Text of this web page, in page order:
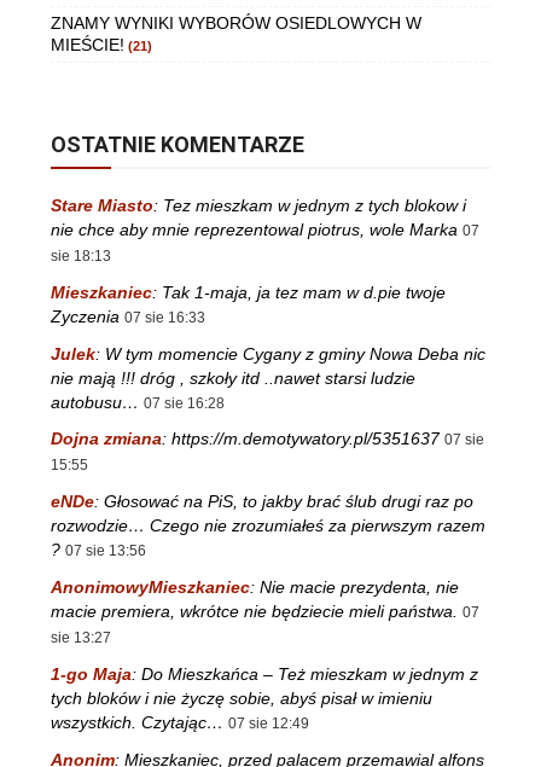
ZNAMY WYNIKI WYBORÓW OSIEDLOWYCH W
MIEŚCIE! (21)
OSTATNIE KOMENTARZE
Stare Miasto: Tez mieszkam w jednym z tych blokow i
nie chce aby mnie reprezentowal piotrus, wole Marka 07
sie 18:13
Mieszkaniec: Tak 1-maja, ja tez mam w d.pie twoje
Zyczenia 07 sie 16:33
Julek: W tym momencie Cygany z gminy Nowa Deba nic
nie mają !!! dróg , szkoły itd ..nawet starsi ludzie
autobusu… 07 sie 16:28
Dojna zmiana: https://m.demotywatory.pl/5351637 07 sie
15:55
eNDe: Głosować na PiS, to jakby brać ślub drugi raz po
rozwodzie… Czego nie zrozumiałeś za pierwszym razem
? 07 sie 13:56
AnonimowyMieszkaniec: Nie macie prezydenta, nie
macie premiera, wkrótce nie będziecie mieli państwa.
07
sie 13:27
1-go Maja: Do Mieszkańca – Też mieszkam w jednym z
tych bloków i nie życzę sobie, abyś pisał w imieniu
wszystkich. Czytając… 07 sie 12:49
Anonim: Mieszkaniec, przed palacem przemawial alfons